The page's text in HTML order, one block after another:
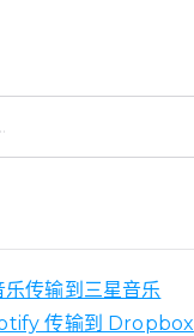
传输到三星音乐
传输到 Dropbox